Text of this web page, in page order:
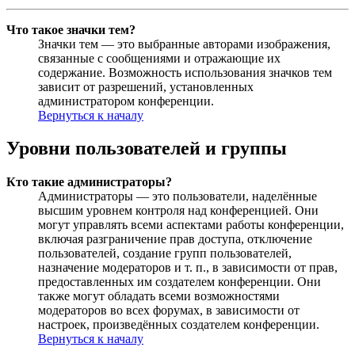
Что такое значки тем?
Значки тем — это выбранные авторами изображения,
связанные с сообщениями и отражающие их
содержание. Возможность использования значков тем
зависит от разрешений, установленных
администратором конференции.
Вернуться к началу
Уровни пользователей и группы
Кто такие администраторы?
Администраторы — это пользователи, наделённые
высшим уровнем контроля над конференцией. Они
могут управлять всеми аспектами работы конференции,
включая разграничение прав доступа, отключение
пользователей, создание групп пользователей,
назначение модераторов и т. п., в зависимости от прав,
предоставленных им создателем конференции. Они
также могут обладать всеми возможностями
модераторов во всех форумах, в зависимости от
настроек, произведённых создателем конференции.
Вернуться к началу